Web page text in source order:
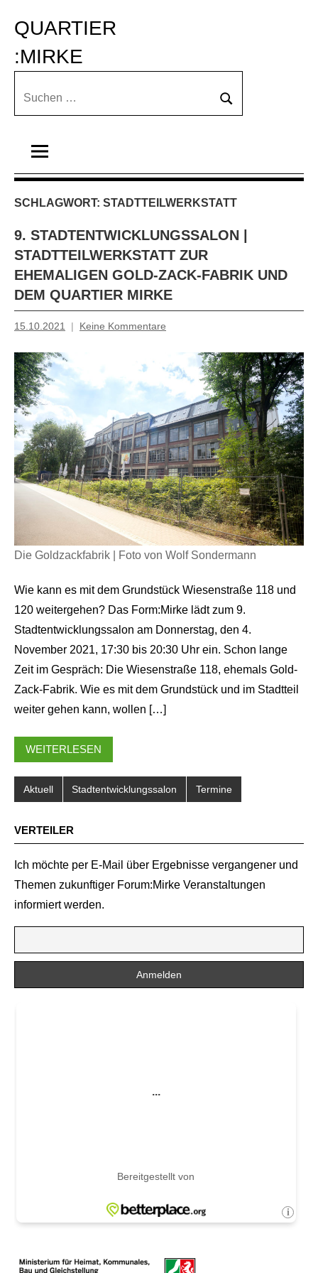
Inhalt
springen
QUARTIER
:MIRKE
Suchen
Suchen
SCHLAGWORT: STADTTEILWERKSTATT
9. STADTENTWICKLUNGSSALON |
STADTTEILWERKSTATT ZUR
EHEMALIGEN GOLD-ZACK-FABRIK UND
DEM QUARTIER MIRKE
15.10.2021
Inge
Grau
Keine Kommentare
Die Goldzackfabrik | Foto von Wolf Sondermann
Wie kann es mit dem Grundstück Wiesenstraße 118 und
120 weitergehen? Das Form:Mirke lädt zum 9.
Stadtentwicklungssalon am Donnerstag, den 4.
November 2021, 17:30 bis 20:30 Uhr ein. Schon lange
Zeit im Gespräch: Die Wiesenstraße 118, ehemals Gold-
Zack-Fabrik. Wie es mit dem Grundstück und im Stadtteil
weiter gehen kann, wollen […]
WEITERLESEN
Aktuell Stadtentwicklungssalon Termine
VERTEILER
Ich möchte per E-Mail über Ergebnisse vergangener und
Themen zukunftiger Forum:Mirke Veranstaltungen
informiert werden.